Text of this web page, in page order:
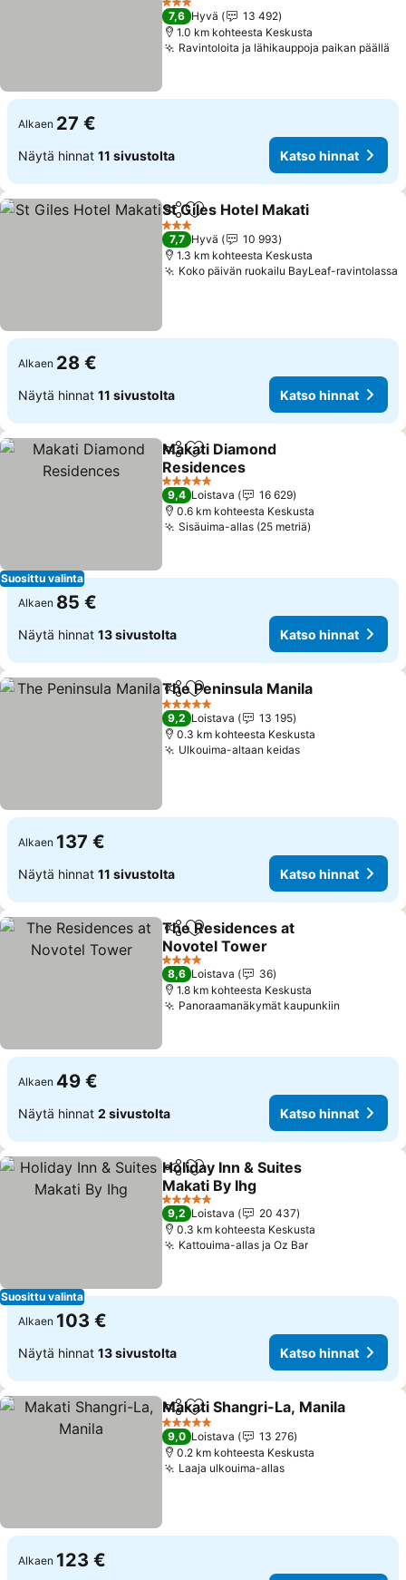
3 Tähtiluokitus
7,6 Hyvä
13 492
1.0 km kohteesta Keskusta
Ravintoloita ja lähikauppoja paikan päällä
Alkaen 27 €
Näytä hinnat 11 sivustolta Katso hinnat
Jaa Lisää suosikkeihin
St Giles Hotel Makati
3 Tähtiluokitus
7,7 Hyvä
10 993
1.3 km kohteesta Keskusta
Koko päivän ruokailu BayLeaf-ravintolassa
Alkaen 28 €
Näytä hinnat 11 sivustolta Katso hinnat
Suosittu valinta
Jaa Lisää suosikkeihin
Makati Diamond
Residences
5 Tähtiluokitus
9,4 Loistava
16 629
0.6 km kohteesta Keskusta
Sisäuima-allas (25 metriä)
Alkaen 85 €
Näytä hinnat 13 sivustolta Katso hinnat
Jaa Lisää suosikkeihin
The Peninsula Manila
5 Tähtiluokitus
9,2 Loistava
13 195
0.3 km kohteesta Keskusta
Ulkouima-altaan keidas
Alkaen 137 €
Näytä hinnat 11 sivustolta Katso hinnat
Jaa Lisää suosikkeihin
The Residences at
Novotel Tower
4 Tähtiluokitus
8,6 Loistava
36
1.8 km kohteesta Keskusta
Panoraamanäkymät kaupunkiin
Alkaen 49 €
Näytä hinnat 2 sivustolta Katso hinnat
Suosittu valinta
Jaa Lisää suosikkeihin
Holiday Inn & Suites
Makati By Ihg
5 Tähtiluokitus
9,2 Loistava
20 437
0.3 km kohteesta Keskusta
Kattouima-allas ja Oz Bar
Alkaen 103 €
Näytä hinnat 13 sivustolta Katso hinnat
Jaa Lisää suosikkeihin
Makati Shangri-La, Manila
5 Tähtiluokitus
9,0 Loistava
13 276
0.2 km kohteesta Keskusta
Laaja ulkouima-allas
Alkaen 123 €